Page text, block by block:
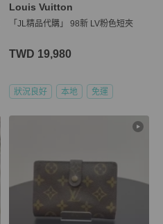
Louis Vuitton
「JL精品代購」 98新 LV粉色短夾
TWD 19,980
狀況良好 本地 免運